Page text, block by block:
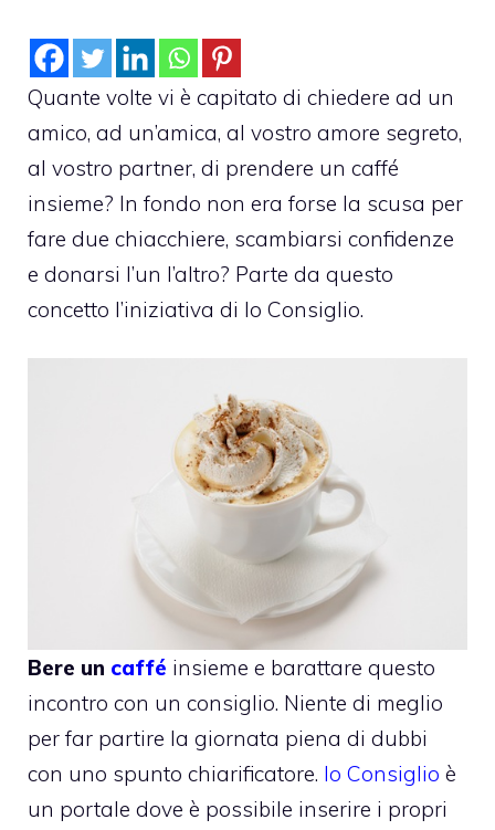
Quante volte vi è capitato di chiedere ad un
amico, ad un’amica, al vostro amore segreto,
al vostro partner, di prendere un caffé
insieme? In fondo non era forse la scusa per
fare due chiacchiere, scambiarsi confidenze
e donarsi l’un l’altro? Parte da questo
concetto l’iniziativa di Io Consiglio.
Bere un caffé insieme e barattare questo
incontro con un consiglio. Niente di meglio
per far partire la giornata piena di dubbi
con uno spunto chiarificatore. Io Consiglio è
un portale dove è possibile inserire i propri